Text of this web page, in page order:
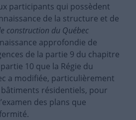
participants qui possèdent
de la structure et de
construction du Québec
approfondie de
de la partie 9 du chapitre
10 que la Régie du
a modifiée, particulièrement
résidentiels, pour
des plans que